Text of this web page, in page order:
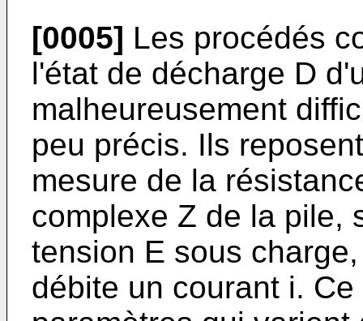
[0005] Les procédés
l'état de décharge D
malheureusement
peu précis. Ils
mesure de la
complexe Z de la pile,
tension E sous
débite un courant i.